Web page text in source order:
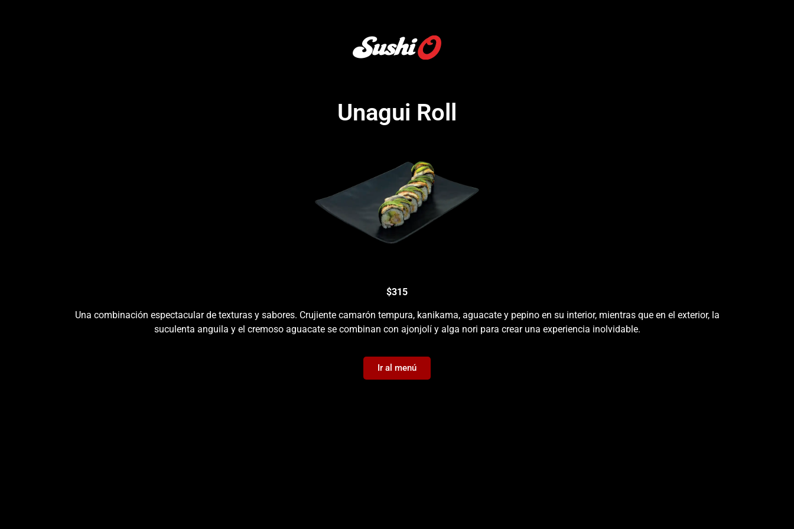
Unagui Roll
$315
Una combinación espectacular de texturas y sabores. Crujiente camarón tempura, kanikama, aguacate y pepino en su interior, mientras que en el exterior, la
suculenta anguila y el cremoso aguacate se combinan con ajonjolí y alga nori para crear una experiencia inolvidable.
Ir al menú